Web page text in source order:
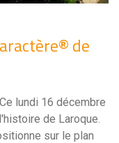
de
lundi 16 décembre
de Laroque.
sur le plan